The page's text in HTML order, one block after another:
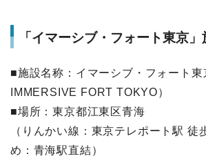
「イマーシブ・フォート東京
■施設名称：イマーシブ・フォート東
IMMERSIVE FORT TOKYO）
■場所：東京都江東区青海
（りんかい線：東京テレポート駅 徒
め：青海駅直結）